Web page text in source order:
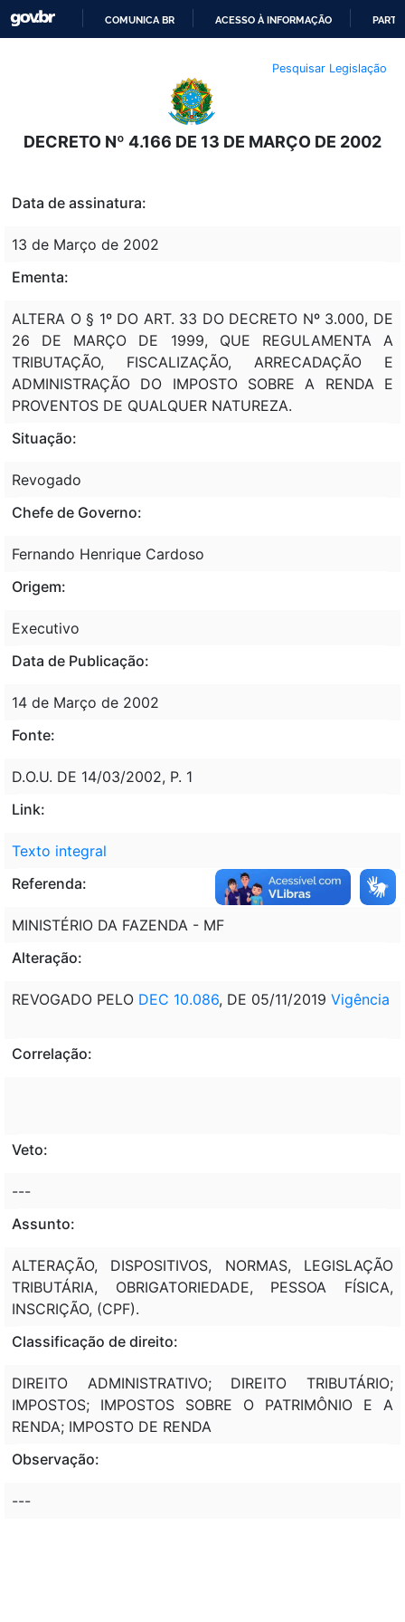
O
CONTEÚDO
COMUNICA BR ACESSO À INFORMAÇÃO
Pesquisar Legislação
DECRETO Nº 4.166 DE 13 DE MARÇO DE 2002
Data de assinatura:
13 de Março de 2002
Ementa:
ALTERA O § 1º DO ART. 33 DO DECRETO Nº 3.000, DE
26 DE MARÇO DE 1999, QUE REGULAMENTA A
TRIBUTAÇÃO, FISCALIZAÇÃO, ARRECADAÇÃO E
ADMINISTRAÇÃO DO IMPOSTO SOBRE A RENDA E
PROVENTOS DE QUALQUER NATUREZA.
Situação:
Revogado
Chefe de Governo:
Fernando Henrique Cardoso
Origem:
Executivo
Data de Publicação:
14 de Março de 2002
Fonte:
D.O.U. DE 14/03/2002, P. 1
Link:
Texto integral
Referenda:
MINISTÉRIO DA FAZENDA - MF
Alteração:
REVOGADO PELO DEC 10.086, DE 05/11/2019 Vigência
Correlação:
Veto:
---
Assunto:
ALTERAÇÃO, DISPOSITIVOS, NORMAS, LEGISLAÇÃO
TRIBUTÁRIA, OBRIGATORIEDADE, PESSOA FÍSICA,
INSCRIÇÃO, (CPF).
Classificação de direito:
DIREITO ADMINISTRATIVO; DIREITO TRIBUTÁRIO;
IMPOSTOS; IMPOSTOS SOBRE O PATRIMÔNIO E A
RENDA; IMPOSTO DE RENDA
Observação:
---